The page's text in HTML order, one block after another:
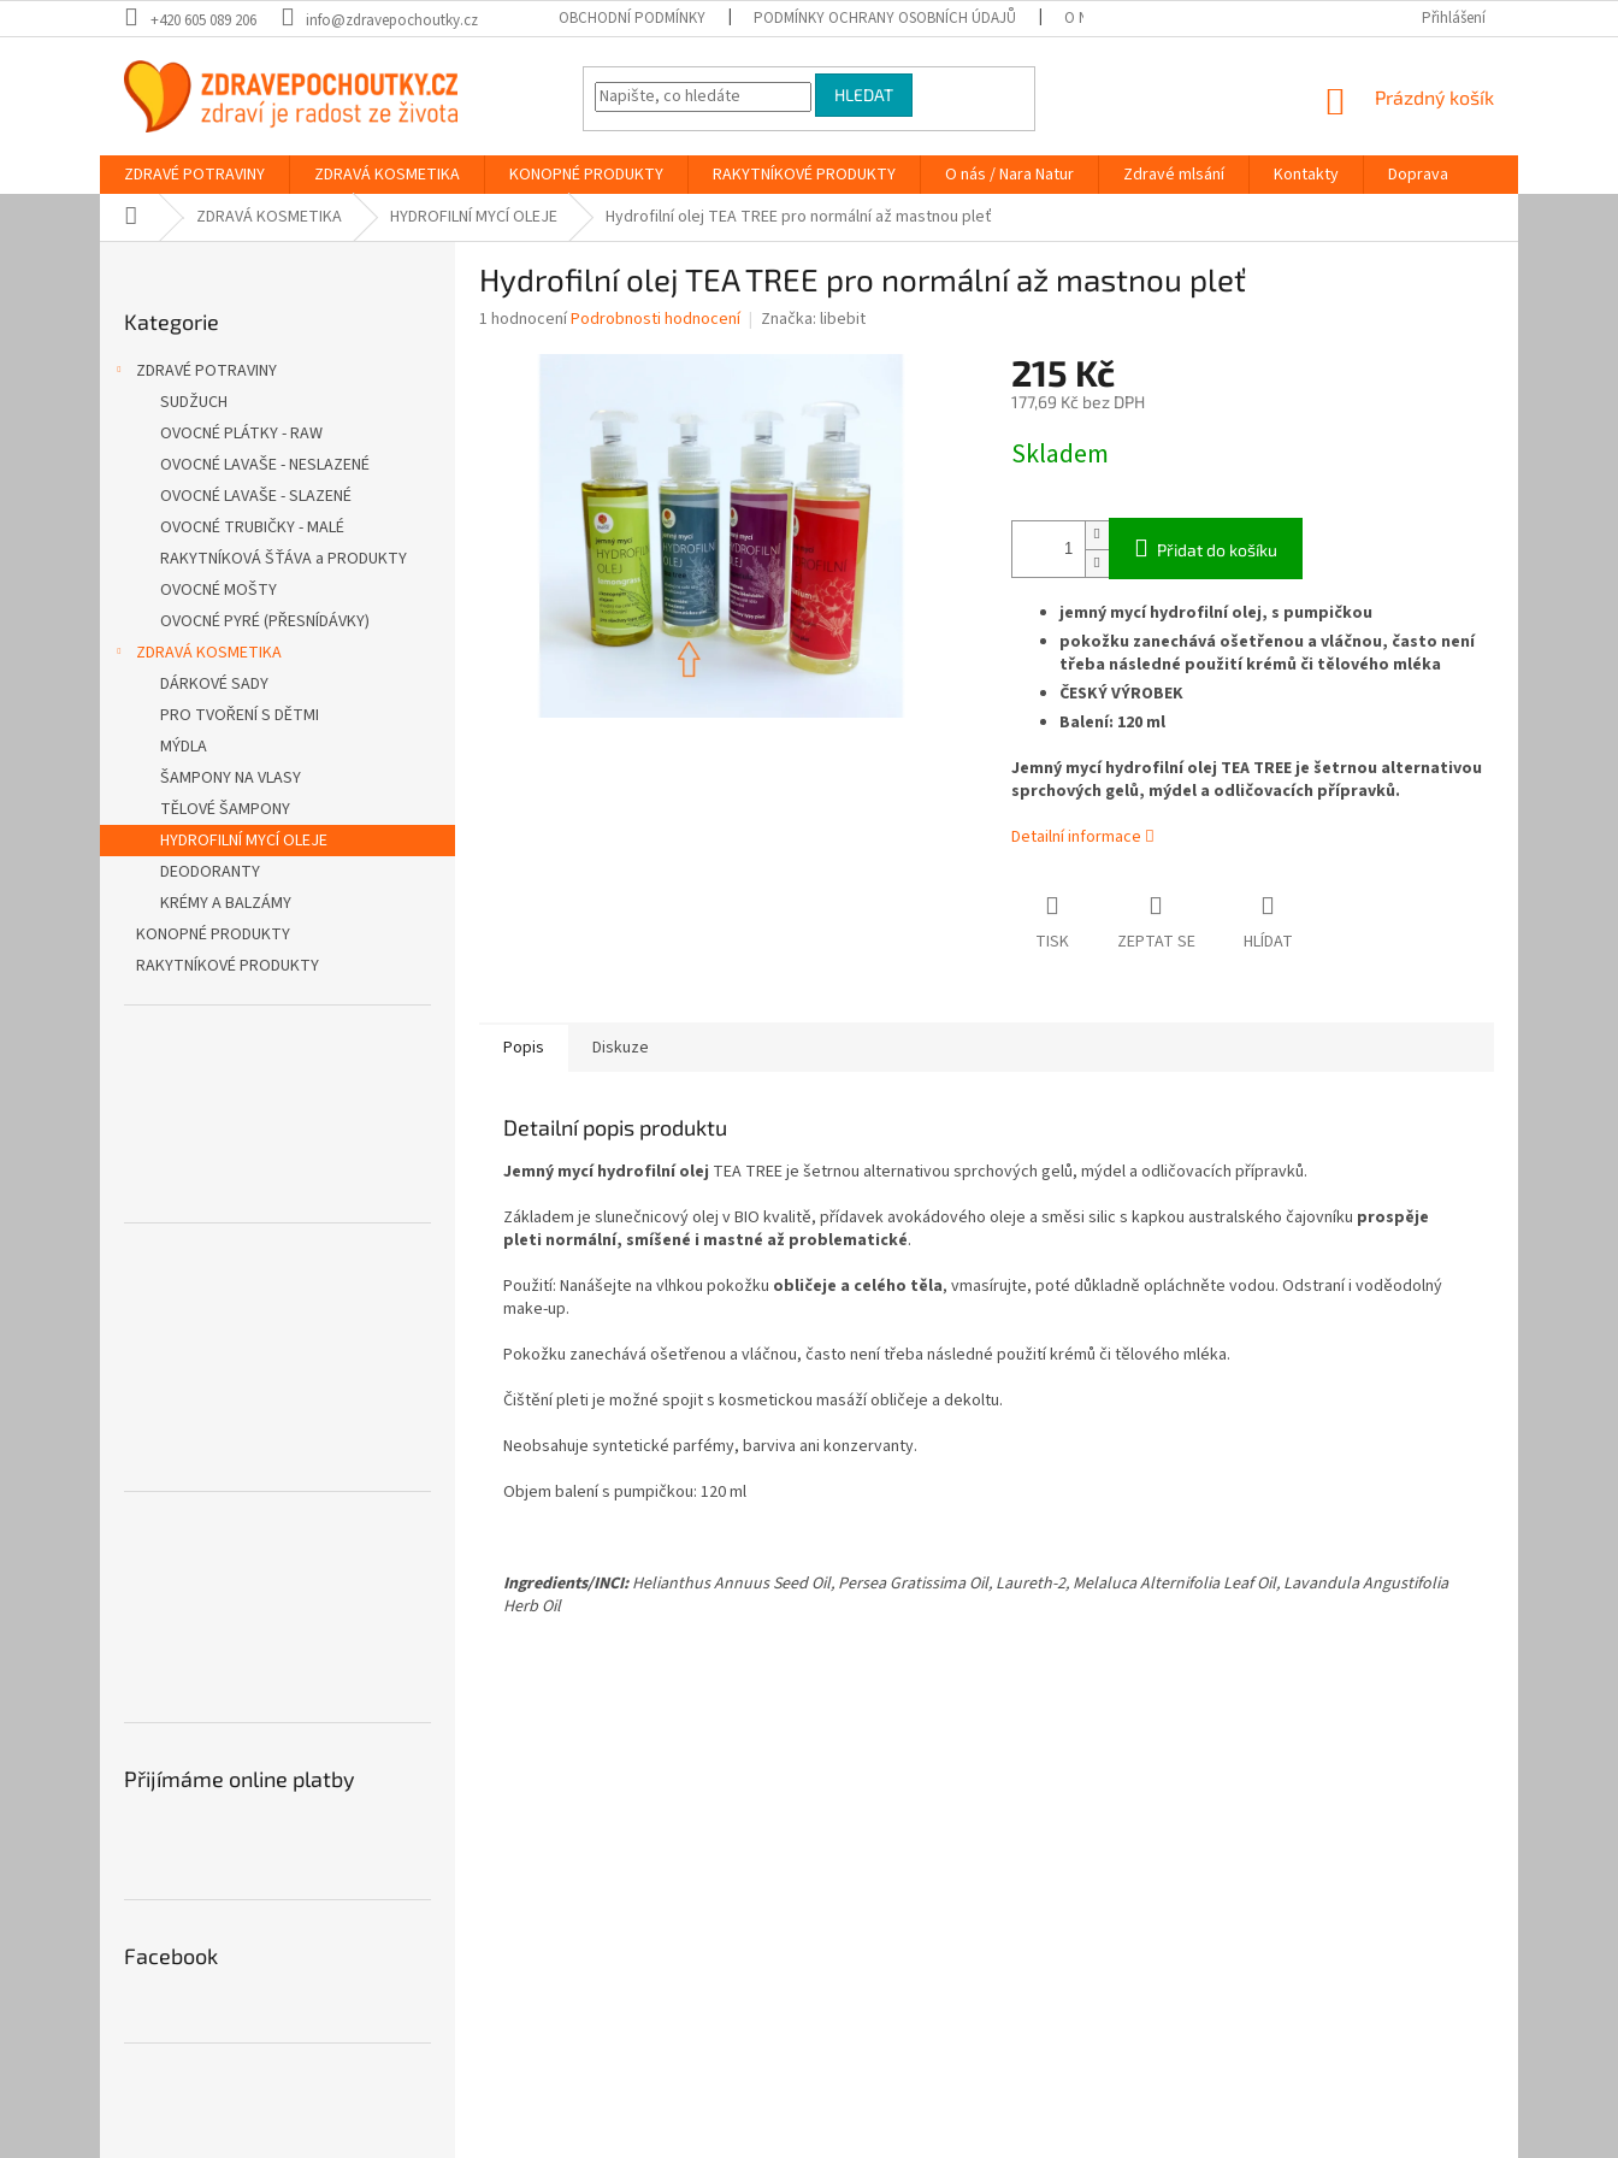
na
+420 605 089 206 info@zdravepochoutky.cz OBCHODNÍ PODMÍNKY PODMÍNKY OCHRANY OSOBNÍCH ÚDAJŮ O NÁS / NARA NATUR KONTAKTY
Přihlášení
HLEDAT
NÁKUPNÍ
Prázdný košík
ZDRAVÉ POTRAVINY ZDRAVÁ KOSMETIKA KONOPNÉ PRODUKTY RAKYTNÍKOVÉ PRODUKTY O nás / Nara Natur Zdravé mlsání Kontakty
Doprava
Domů ZDRAVÁ KOSMETIKA HYDROFILNÍ MYCÍ OLEJE Hydrofilní olej TEA TREE pro normální až mastnou pleť
kategorie
Kategorie
ZDRAVÉ POTRAVINY
SUDŽUCH
OVOCNÉ PLÁTKY - RAW
OVOCNÉ LAVAŠE - NESLAZENÉ
OVOCNÉ LAVAŠE - SLAZENÉ
OVOCNÉ TRUBIČKY - MALÉ
RAKYTNÍKOVÁ ŠŤÁVA a PRODUKTY
OVOCNÉ MOŠTY
OVOCNÉ PYRÉ (PŘESNÍDÁVKY)
ZDRAVÁ KOSMETIKA
DÁRKOVÉ SADY
PRO TVOŘENÍ S DĚTMI
MÝDLA
ŠAMPONY NA VLASY
TĚLOVÉ ŠAMPONY
HYDROFILNÍ MYCÍ OLEJE
DEODORANTY
KRÉMY A BALZÁMY
KONOPNÉ PRODUKTY
RAKYTNÍKOVÉ PRODUKTY
Přijímáme online platby
Facebook
Hydrofilní olej TEA TREE pro normální až mastnou pleť
Průměrné
1 hodnoceníPodrobnosti hodnocení Značka: libebit
215 Kč
177,69 Kč bez DPH
cena:
Skladem
Přidat do košíku
jemný mycí hydrofilní olej, s pumpičkou
pokožku zanechává ošetřenou a vláčnou, často není
třeba následné použití krémů či tělového mléka
ČESKÝ VÝROBEK
Balení: 120 ml
Jemný mycí hydrofilní olej TEA TREE je šetrnou alternativou
sprchových gelů, mýdel a odličovacích přípravků.
Detailní informace
TISK ZEPTAT SE HLÍDAT
Popis Diskuze
Detailní popis produktu
Jemný mycí hydrofilní olej TEA TREE je šetrnou alternativou sprchových gelů, mýdel a odličovacích přípravků.
Základem je slunečnicový olej v BIO kvalitě, přídavek avokádového oleje a směsi silic s kapkou australského čajovníku prospěje
pleti normální, smíšené i mastné až problematické.
Použití: Nanášejte na vlhkou pokožku obličeje a celého těla, vmasírujte, poté důkladně opláchněte vodou. Odstraní i voděodolný
make-up.
Pokožku zanechává ošetřenou a vláčnou, často není třeba následné použití krémů či tělového mléka.
Čištění pleti je možné spojit s kosmetickou masáží obličeje a dekoltu.
Neobsahuje syntetické parfémy, barviva ani konzervanty.
Objem balení s pumpičkou: 120 ml
Ingredients/INCI: Helianthus Annuus Seed Oil, Persea Gratissima Oil, Laureth-2, Melaluca Alternifolia Leaf Oil, Lavandula Angustifolia
Herb Oil